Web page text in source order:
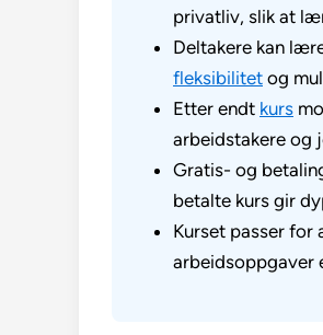
privatliv, slik at
Deltakere kan
fleksibilitet og
Etter endt kurs
arbeidstakere og
Gratis- og
betalte kurs gir
Kurset passer for
arbeidsoppgaver